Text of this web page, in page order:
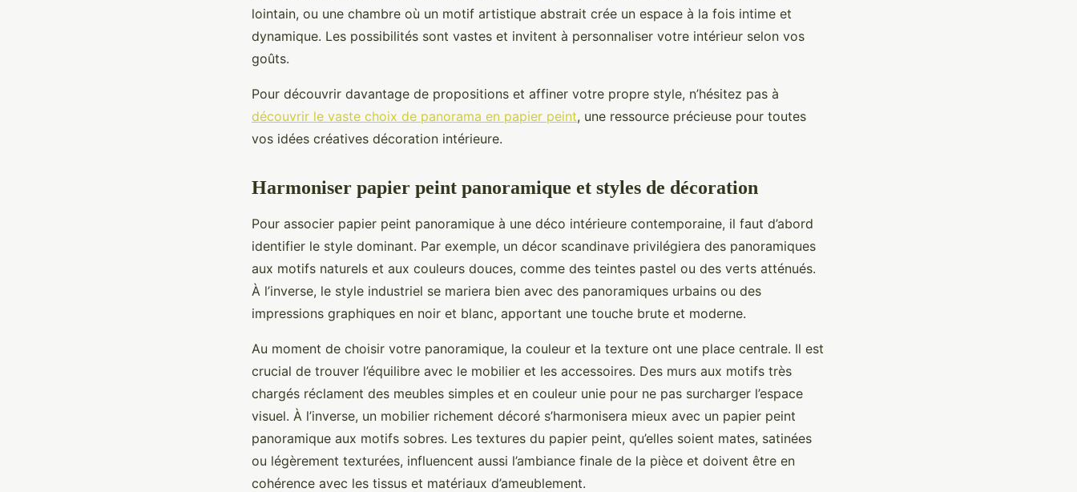
lointain, ou une chambre où un motif artistique abstrait crée un espace à la fois intime et
dynamique. Les possibilités sont vastes et invitent à personnaliser votre intérieur selon vos
goûts.
Pour découvrir davantage de propositions et affiner votre propre style, n’hésitez pas à
découvrir le vaste choix de panorama en papier peint, une ressource précieuse pour toutes
vos idées créatives décoration intérieure.
Harmoniser papier peint panoramique et styles de décoration
Pour associer papier peint panoramique à une déco intérieure contemporaine, il faut d’abord
identifier le style dominant. Par exemple, un décor scandinave privilégiera des panoramiques
aux motifs naturels et aux couleurs douces, comme des teintes pastel ou des verts atténués.
À l’inverse, le style industriel se mariera bien avec des panoramiques urbains ou des
impressions graphiques en noir et blanc, apportant une touche brute et moderne.
Au moment de choisir votre panoramique, la couleur et la texture ont une place centrale. Il est
crucial de trouver l’équilibre avec le mobilier et les accessoires. Des murs aux motifs très
chargés réclament des meubles simples et en couleur unie pour ne pas surcharger l’espace
visuel. À l’inverse, un mobilier richement décoré s’harmonisera mieux avec un papier peint
panoramique aux motifs sobres. Les textures du papier peint, qu’elles soient mates, satinées
ou légèrement texturées, influencent aussi l’ambiance finale de la pièce et doivent être en
cohérence avec les tissus et matériaux d’ameublement.